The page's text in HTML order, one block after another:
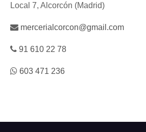
Local 7, Alcorcón (Madrid)
mercerialcorcon@gmail.com
91 610 22 78
603 471 236